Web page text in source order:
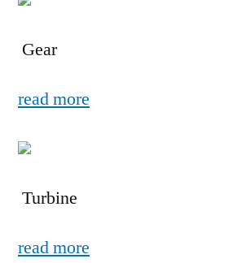
Gear
read more
Turbine
read more